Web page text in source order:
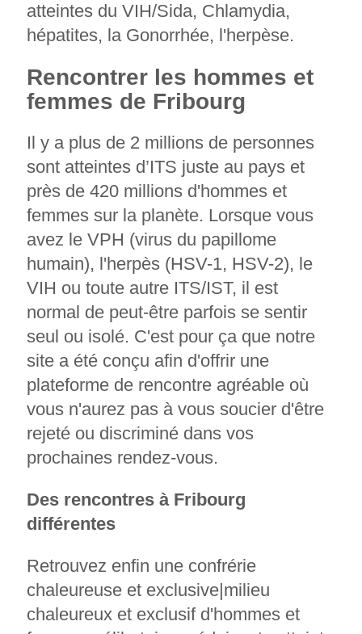
atteintes du VIH/Sida, Chlamydia,
hépatites, la Gonorrhée, l'herpèse.
Rencontrer les hommes et
femmes de Fribourg
Il y a plus de 2 millions de personnes
sont atteintes d’ITS juste au pays et
près de 420 millions d'hommes et
femmes sur la planète. Lorsque vous
avez le VPH (virus du papillome
humain), l'herpès (HSV-1, HSV-2), le
VIH ou toute autre ITS/IST, il est
normal de peut-être parfois se sentir
seul ou isolé. C'est pour ça que notre
site a été conçu afin d'offrir une
plateforme de rencontre agréable où
vous n'aurez pas à vous soucier d'être
rejeté ou discriminé dans vos
prochaines rendez-vous.
Des rencontres à Fribourg
différentes
Retrouvez enfin une confrérie
chaleureuse et exclusive|milieu
chaleureux et exclusif d'hommes et